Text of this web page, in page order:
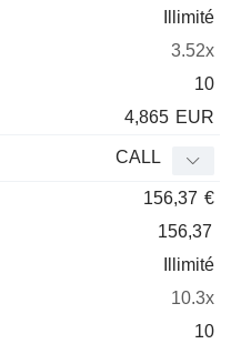
Illimité
3.52x
10
4,865 EUR
CALL
156,37 €
156,37
Illimité
10.3x
10